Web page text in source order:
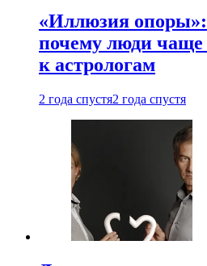
«Иллюзия опоры»:
почему люди
к астрологам
2 года спустя2 года спустя